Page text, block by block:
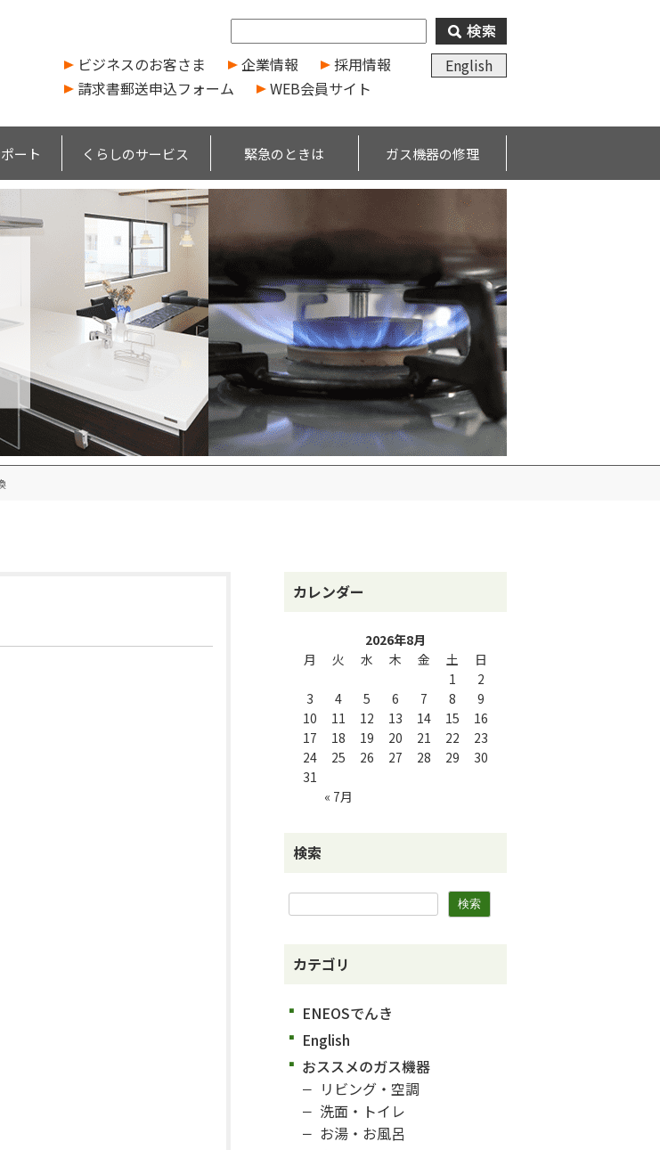
ビジネスのお客さま 企業情報 採用情報
English
請求書郵送申込フォーム
WEB会員サイト
ート くらしのサービス 緊急のときは ガス機器の修理
カレンダー
2026年8月
月
火 水 木 金 土 日
« 7月
1
2
3
4 5 6 7 8
9
10
11 12 13 14 15
16
17
18 19 20 21 22
23
24
25 26 27 28 29
30
31
検索
カテゴリ
ENEOSでんき
English
おススメのガス機器
リビング・空調
洗面・トイレ
お湯・お風呂